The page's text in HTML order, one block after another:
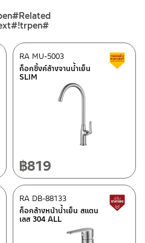
งโพงพาง เขตยานนาวา กรุงเทพฯ
/ 091-545-0556
ปูเลย อ.ดอยสะเก็ด เชียงใหม่
ลิกที่นี่<<
คลิกที่นี่<<
Staff
คลิกที่นี่
สินค้าลดราคา เคลียร์สต็อก
ก็อกซิ้งค์ล้างจานน้ำเย็น
SLIM
RA MU-5003
฿819
สินค้าปรับราคาลดลง
ก็อกล้างหน้าน้ำเย็น สแตน
เลส 304 ALL
RA DB-88133